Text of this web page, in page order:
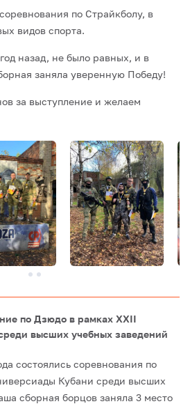
по Страйкболу, в
видов спорта.
назад, не было равных, и в
заняла уверенную Победу!
за выступление и желаем
по Дзюдо в рамках XXII
высших учебных заведений
состоялись соревнования по
Кубани среди высших
сборная борцов заняла 3 место